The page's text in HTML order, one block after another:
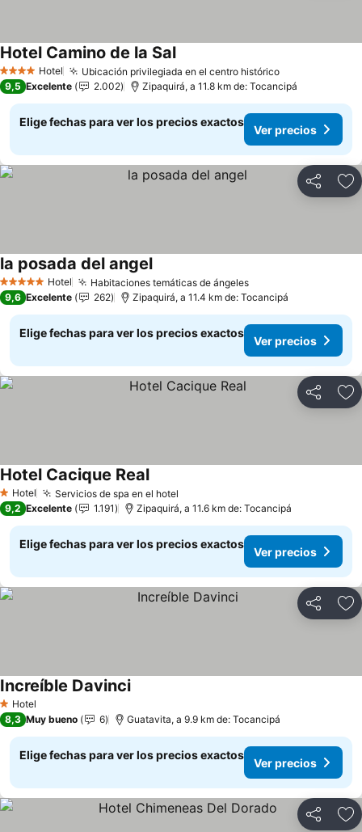
4 EstrellasHotel Ubicación privilegiada en el centro históricoVer precios
Hotel Camino de la SalVer precios
9,5 Excelente 2.002 Zipaquirá, a 11.8 km de: Tocancipá
Elige fechas para ver los precios exactos
Ver precios
Compartir
5 Estrellas Hotel Habitaciones temáticas de ángelesVer precios
la posada del angelVer precios
9,6 Excelente 262 Zipaquirá, a 11.4 km de: Tocancipá
Elige fechas para ver los precios exactos
Ver precios
Compartir
1 Estrellas
Hotel Servicios de spa en el hotel
Hotel Cacique RealVer precios
9,2 Excelente 1.191 Zipaquirá, a 11.6 km de: Tocancipá
Elige fechas para ver los precios exactos
Ver precios
Compartir
1 Estrellas
Hotel
Increíble DavinciVer precios
8,3 Muy bueno 6 Guatavita, a 9.9 km de: Tocancipá
Elige fechas para ver los precios exactos
Ver precios
Compartir